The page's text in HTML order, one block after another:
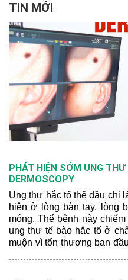
TIN MỚI
PHÁT HIỆN SỚM UNG
DERMOSCOPY
Ung thư hắc tố thể đầu chi
hiện ở lòng bàn tay, lòng
móng. Thể bệnh này
ung thư tế bào hắc tố ở
muộn vì tổn thương ban